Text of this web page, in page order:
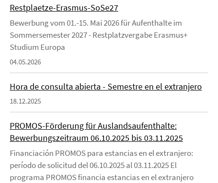
Restplaetze-Erasmus-SoSe27
Bewerbung vom 01.-15. Mai 2026 für Aufenthalte im
Sommersemester 2027 - Restplatzvergabe Erasmus+
Studium Europa
04.05.2026
Hora de consulta abierta - Semestre en el extranjero
18.12.2025
PROMOS-Förderung für Auslandsaufenthalte:
Bewerbungszeitraum 06.10.2025 bis 03.11.2025
Financiación PROMOS para estancias en el extranjero:
período de solicitud del 06.10.2025 al 03.11.2025 El
programa PROMOS financia estancias en el extranjero